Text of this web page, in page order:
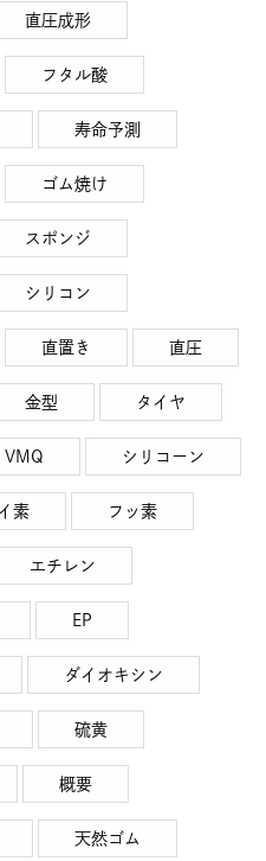
直圧成形
フタル酸
寿命予測
ゴム焼け
スポンジ
シリコン
直置き 直圧
金型 タイヤ
VMQ シリコーン
素 フッ素
エチレン
EP
ダイオキシン
硫黄
概要
天然ゴム